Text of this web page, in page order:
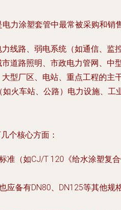
电力涂塑套管中最常被采购和销
线路、弱电系统（如通信、监
道路照明、市政电力管网、中
型厂区、电站、重点工程的主
火车站、公路）电力设施、
个核心方面：
准（如CJ/T 120《给水涂塑复
应备有DN80、DN125等其他